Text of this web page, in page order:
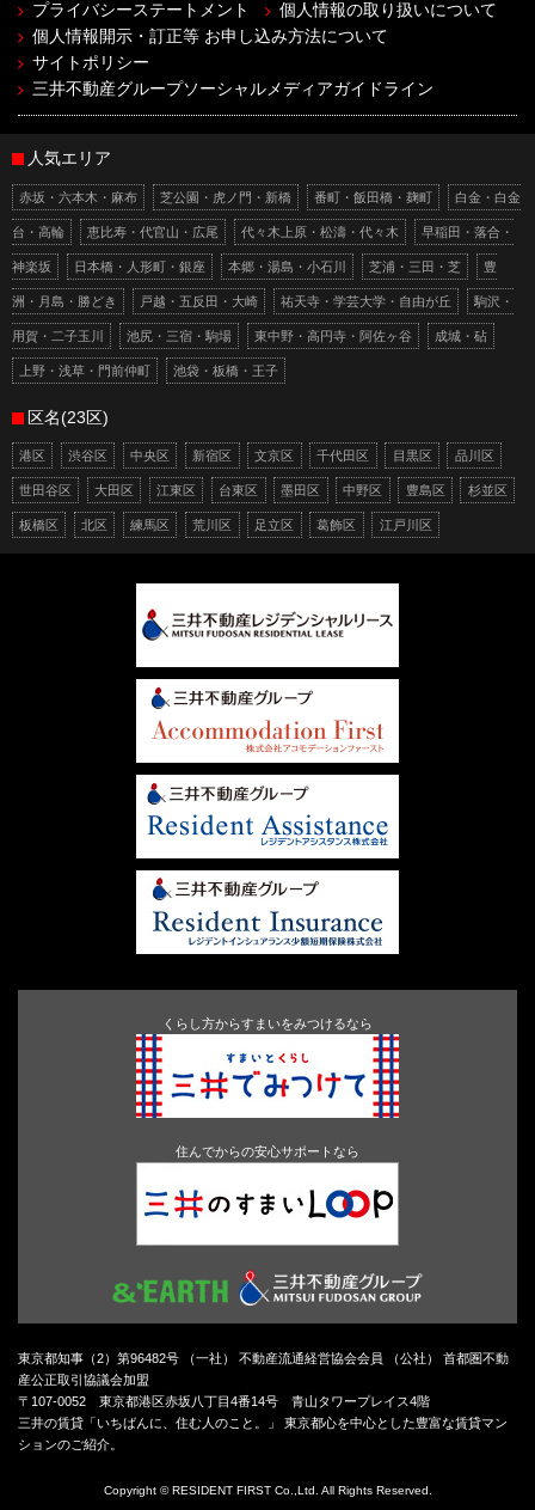
プライバシーステートメント
個人情報の取り扱いについて
個人情報開示・訂正等 お申し込み方法について
サイトポリシー
三井不動産グループソーシャルメディアガイドライン
人気エリア
赤坂・六本木・麻布 芝公園・虎ノ門・新橋 番町・飯田橋・麹町 白金・白金
台・高輪 恵比寿・代官山・広尾 代々木上原・松濤・代々木 早稲田・落合・
神楽坂 日本橋・人形町・銀座 本郷・湯島・小石川 芝浦・三田・芝 豊
洲・月島・勝どき 戸越・五反田・大崎 祐天寺・学芸大学・自由が丘 駒沢・
用賀・二子玉川 池尻・三宿・駒場 東中野・高円寺・阿佐ヶ谷 成城・砧
上野・浅草・門前仲町 池袋・板橋・王子
区名(23区)
港区 渋谷区 中央区 新宿区 文京区 千代田区 目黒区 品川区
世田谷区 大田区 江東区 台東区 墨田区 中野区 豊島区 杉並区
板橋区 北区 練馬区 荒川区 足立区 葛飾区 江戸川区
くらし方からすまいをみつけるなら
住んでからの安心サポートなら
東京都知事（2）第96482号 （一社） 不動産流通経営協会会員 （公社） 首都圏不動
産公正取引協議会加盟
〒107-0052 東京都港区赤坂八丁目4番14号 青山タワープレイス4階
三井の賃貸「いちばんに、住む人のこと。」 東京都心を中心とした豊富な賃貸マン
ションのご紹介。
Copyright © RESIDENT FIRST Co.,Ltd. All Rights Reserved.